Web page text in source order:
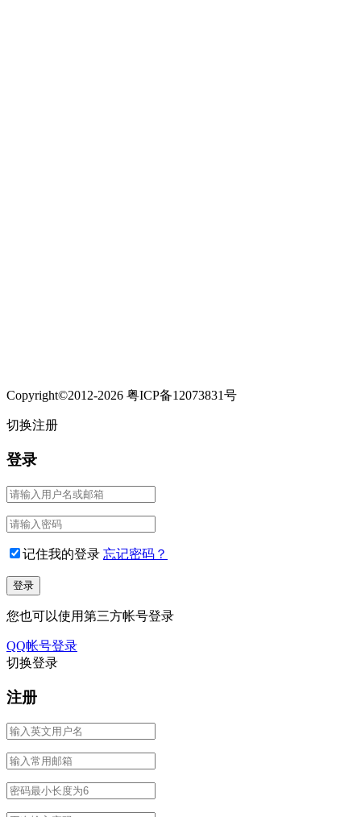
Copyright©2012-2026 粤ICP备12073831号
切换注册
登录
记住我的登录 忘记密码？
您也可以使用第三方帐号登录
QQ帐号登录
切换登录
注册